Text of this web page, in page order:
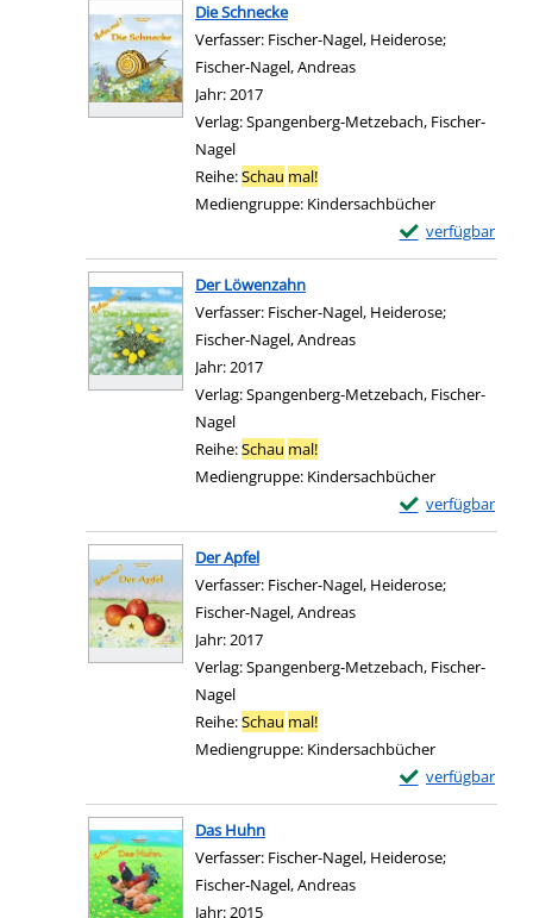
Die Schnecke
Verfasser: Fischer-Nagel, Heiderose;
Fischer-Nagel, Andreas
Jahr:2017
Verlag:Spangenberg-Metzebach, Fischer-
Nagel
Reihe:Schau mal!
Mediengruppe: Kindersachbücher
verfügbar
Exemplar-Details
Zum Download
Der Löwenzahn
Verfasser: Fischer-Nagel, Heiderose;
Fischer-Nagel, Andreas
Jahr:2017
Verlag:Spangenberg-Metzebach, Fischer-
Nagel
Reihe:Schau mal!
Mediengruppe: Kindersachbücher
verfügbar
Exemplar-Details
Zum Download
Der Apfel
Verfasser: Fischer-Nagel, Heiderose;
Fischer-Nagel, Andreas
Jahr:2017
Verlag:Spangenberg-Metzebach, Fischer-
Nagel
Reihe:Schau mal!
Mediengruppe: Kindersachbücher
verfügbar
Exemplar-Details
Zum Download
Das Huhn
Verfasser: Fischer-Nagel, Heiderose;
Fischer-Nagel, Andreas
Jahr:2015